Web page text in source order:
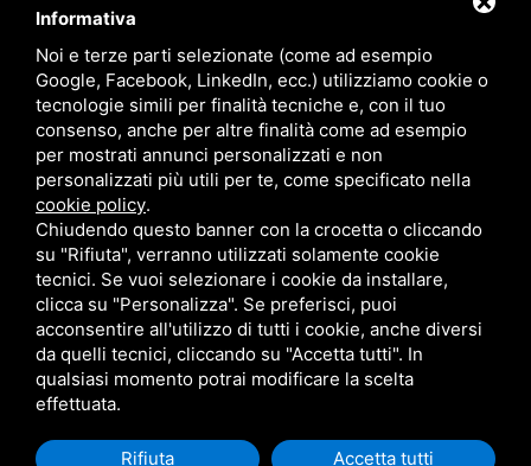
Ordine degli Avvocati di Ravenna
Palazzo di Giustizia
Viale Giovanni Falcone, 67
Ravenna - 48124
Contatti
segreteria@ordineavvocatiravenna.it
PECsegreteria@ordineavvocatiravenna.eu
331 2014693
Privacy policy
Informativa
Noi e terze parti selezionate (come ad esempio
Google, Facebook, LinkedIn, ecc.) utilizziamo cookie o
tecnologie simili per finalità tecniche e, con il tuo
consenso, anche per altre finalità come ad esempio
per mostrati annunci personalizzati e non
personalizzati più utili per te, come specificato nella
cookie policy.
Chiudendo questo banner con la crocetta o cliccando
su "Rifiuta", verranno utilizzati solamente cookie
tecnici. Se vuoi selezionare i cookie da installare,
clicca su "Personalizza". Se preferisci, puoi
acconsentire all'utilizzo di tutti i cookie, anche diversi
da quelli tecnici, cliccando su "Accetta tutti". In
qualsiasi momento potrai modificare la scelta
effettuata.
Rifiuta Accetta tutti